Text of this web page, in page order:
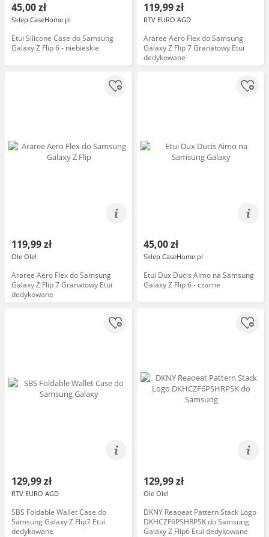
45,00 zł
Sklep CaseHome.pl
Etui Silicone Case do Samsung
Galaxy Z Flip 6 - niebieskie
119,99 zł
RTV EURO AGD
Araree Aero Flex do Samsung
Galaxy Z Flip 7 Granatowy Etui
dedykowane
119,99 zł
Ole Ole!
Araree Aero Flex do Samsung
Galaxy Z Flip 7 Granatowy Etui
dedykowane
45,00 zł
Sklep CaseHome.pl
Etui Dux Ducis Aimo na Samsung
Galaxy Z Flip 6 - czarne
129,99 zł
RTV EURO AGD
SBS Foldable Wallet Case do
Samsung Galaxy Z Flip7 Etui
dedykowane
129,99 zł
Ole Ole!
DKNY Reaoeat Pattern Stack Logo
DKHCZF6PSHRPSK do Samsung
Galaxy Z Flip6 Etui dedykowane